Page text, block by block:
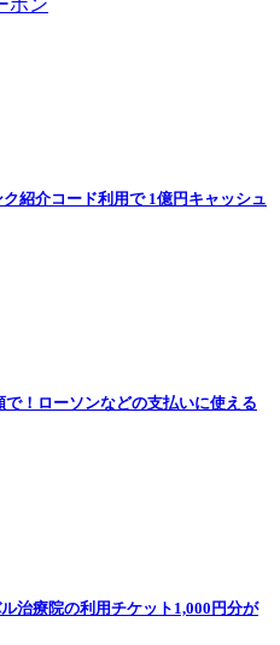
ポン
紹介コード利用で 1億円キャッシュ
！ローソンなどの支払いに使える
治療院の利用チケット1,000円分が